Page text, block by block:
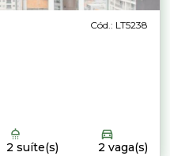
Cód.: LT5238
2 suíte(s) 2 vaga(s)